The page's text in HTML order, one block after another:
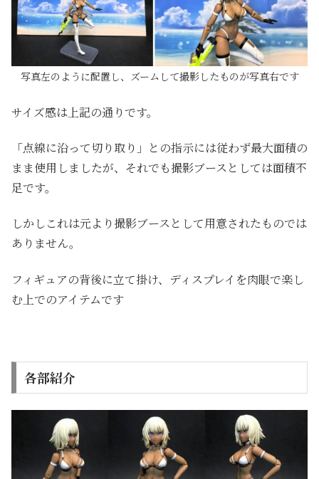
写真左のように配置し、ズームして撮影したものが写真右です
サイズ感は上記の通りです。
「点線に沿って切り取り」との指示には従わず最大面積の
まま使用しましたが、それでも撮影ブースとしては面積不
足です。
しかしこれは元より撮影ブースとして用意されたものでは
ありません。
フィギュアの背後に立て掛け、ディスプレイを肉眼で楽し
む上でのアイテムです
各部紹介